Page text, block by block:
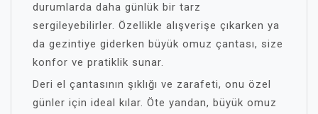
durumlarda daha günlük bir tarz
sergileyebilirler. Özellikle alışverişe çıkarken ya
da gezintiye giderken büyük omuz çantası, size
konfor ve pratiklik sunar.
Deri el çantasının şıklığı ve zarafeti, onu özel
günler için ideal kılar. Öte yandan, büyük omuz